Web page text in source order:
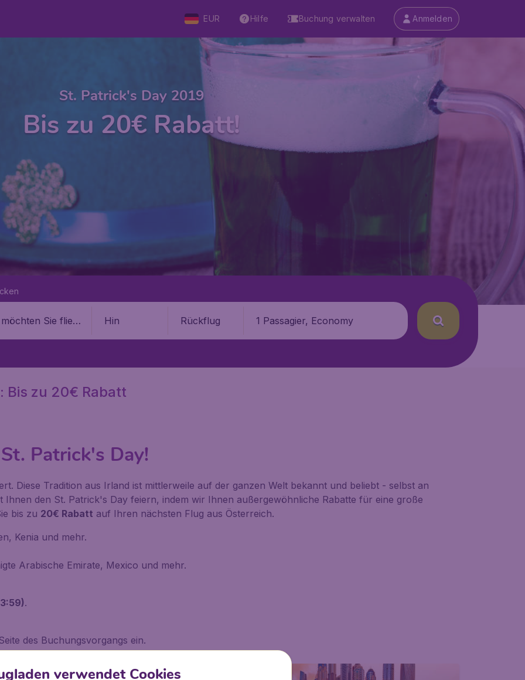
EUR Hilfe Buchung verwalten Anmelden
St. Patrick's Day 2019
Bis zu 20€ Rabatt!
Hin Rückflug 1 Passagier, Economy
Bis zu 20€ Rabatt
Patrick's Day!
Diese Tradition aus Irland ist mittlerweile auf der ganzen Welt bekannt und beliebt - selbst an
Ihnen den St. Patrick's Day feiern, indem wir Ihnen außergewöhnliche Rabatte für eine große
bis zu 20€ Rabatt auf Ihren nächsten Flug aus Österreich.
Kenia und mehr.
Arabische Emirate, Mexico und mehr.
.
des Buchungsvorgangs ein.
verwendet Cookies